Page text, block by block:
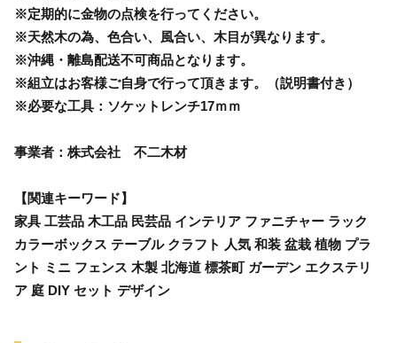
※定期的に金物の点検を行ってください。
※天然木の為、色合い、風合い、木目が異なります。
※沖縄・離島配送不可商品となります。
※組立はお客様ご自身で行って頂きます。（説明書付き）
※必要な工具：ソケットレンチ17ｍｍ
事業者：株式会社 不二木材
【関連キーワード】
家具 工芸品 木工品 民芸品 インテリア ファニチャー ラック
カラーボックス テーブル クラフト 人気 和装 盆栽 植物 プラ
ント ミニ フェンス 木製 北海道 標茶町 ガーデン エクステリ
ア 庭 DIY セット デザイン